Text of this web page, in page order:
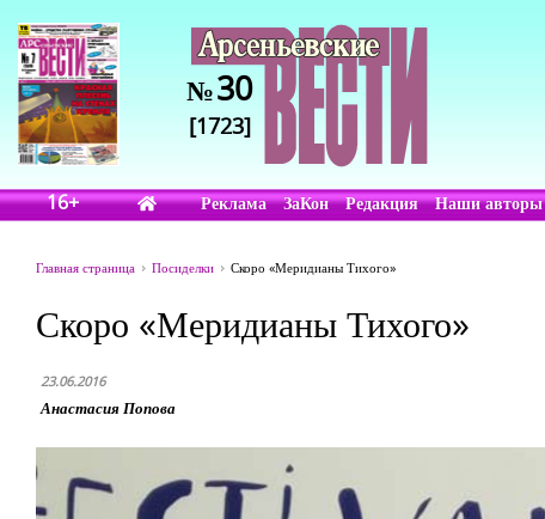
№30
[1723]
16+ Реклама ЗаКон Редакция Наши авторы
Главная страница Посиделки Скоро «Меридианы Тихого»
Скоро «Меридианы Тихого»
23.06.2016
Анастасия Попова